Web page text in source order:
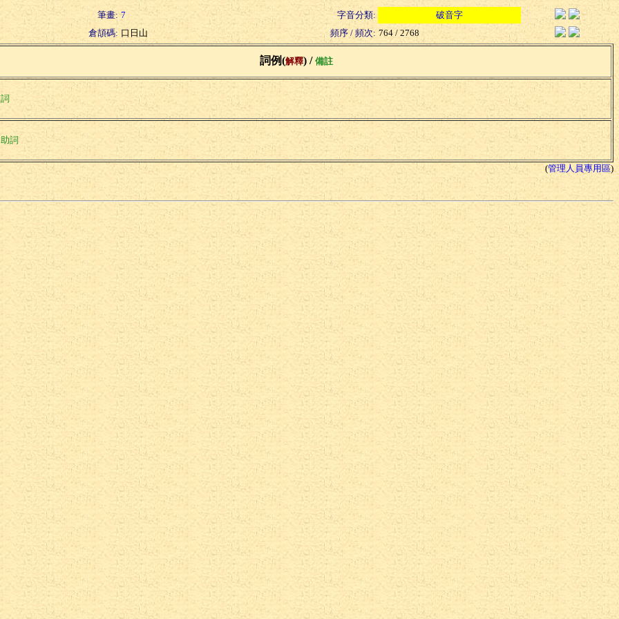
筆畫: 7 字音分類:
破音字
倉頡碼: 口日山 頻序 / 頻次: 764 / 2768
詞例(解釋) / 備註
詞
(管理人員專用區)